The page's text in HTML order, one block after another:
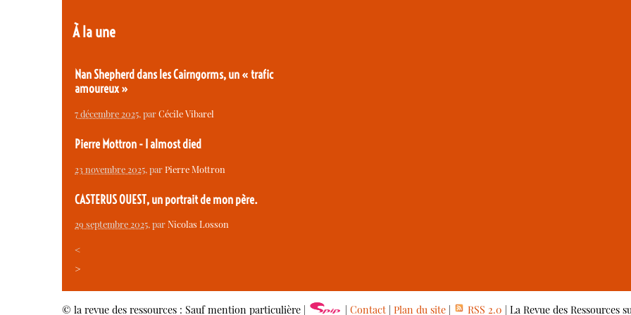
À la une
Nan Shepherd dans les Cairngorms, un « trafic
amoureux »
7 décembre 2025, parCécile Vibarel
Pierre Mottron - I almost died
23 novembre 2025, parPierre Mottron
CASTERUS OUEST, un portrait de mon père.
29 septembre 2025, parNicolas Losson
<
>
© la revue des ressources : Sauf mention particulière | |Contact |Plan du site RSS 2.0 | La Revue des Ressources